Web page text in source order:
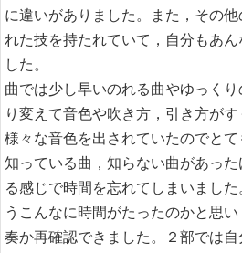
に違いがありました。また，その
れた技を持たれていて，自分もあ
した。
曲では少し早いのれる曲やゆっく
り変えて音色や吹き方，引き方が
様々な音色を出されていたのでと
知っている曲，知らない曲があっ
る感じで時間を忘れてしまいまし
うこんなに時間がたったのかと思
奏か再確認できました。２部では